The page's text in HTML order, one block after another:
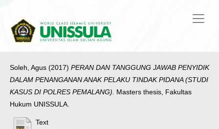
Soleh, Agus (2017) PERAN DAN TANGGUNG JAWAB PENYIDIK
DALAM PENANGANAN ANAK PELAKU TINDAK PIDANA (STUDI
KASUS DI POLRES PEMALANG). Masters thesis, Fakultas
Hukum UNISSULA.
Text